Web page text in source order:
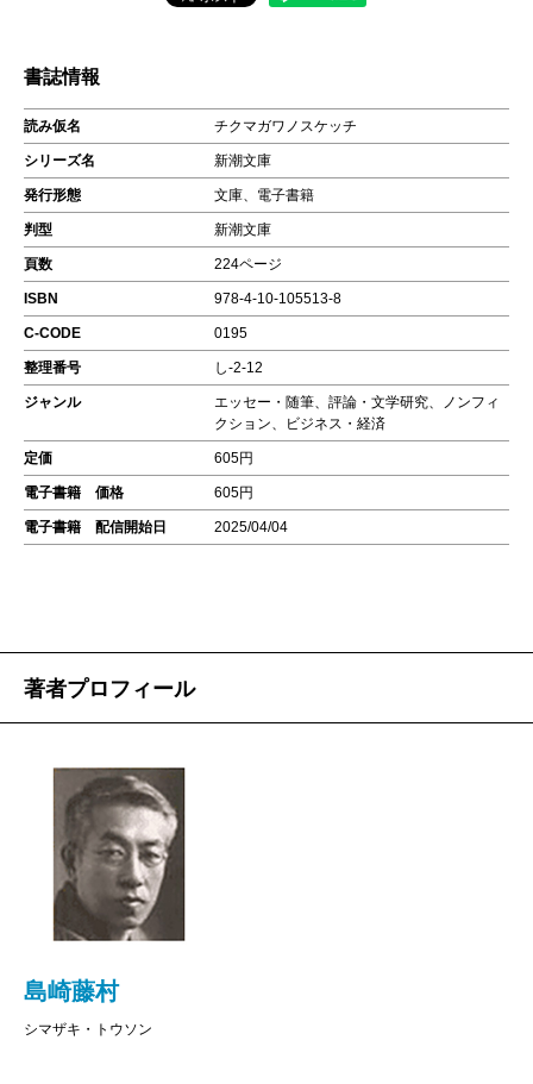
書誌情報
読み仮名 チクマガワノスケッチ
シリーズ名 新潮文庫
発行形態 文庫、電子書籍
判型 新潮文庫
頁数 224ページ
ISBN 978-4-10-105513-8
C-CODE 0195
整理番号 し-2-12
ジャンル
エッセー・随筆、評論・文学研究、ノンフィ
クション、ビジネス・経済
定価 605円
電子書籍 価格 605円
電子書籍 配信開始日 2025/04/04
著者プロフィール
島崎藤村
シマザキ・トウソン